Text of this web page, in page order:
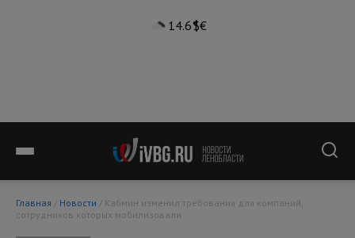
14.6°$€
Главная / Новости
сотрудников которых мобилизовали